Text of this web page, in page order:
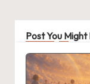
Post You Might